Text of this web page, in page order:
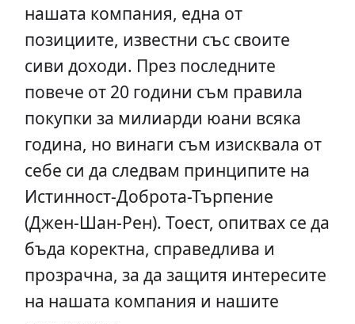
нашата компания, една от
позициите, известни със своите
сиви доходи. През последните
повече от 20 години съм правила
покупки за милиарди юани всяка
година, но винаги съм изисквала от
себе си да следвам принципите на
Истинност-Доброта-Търпение
(Джен-Шан-Рен). Тоест, опитвах се да
бъда коректна, справедлива и
прозрачна, за да защитя интересите
на нашата компания и нашите